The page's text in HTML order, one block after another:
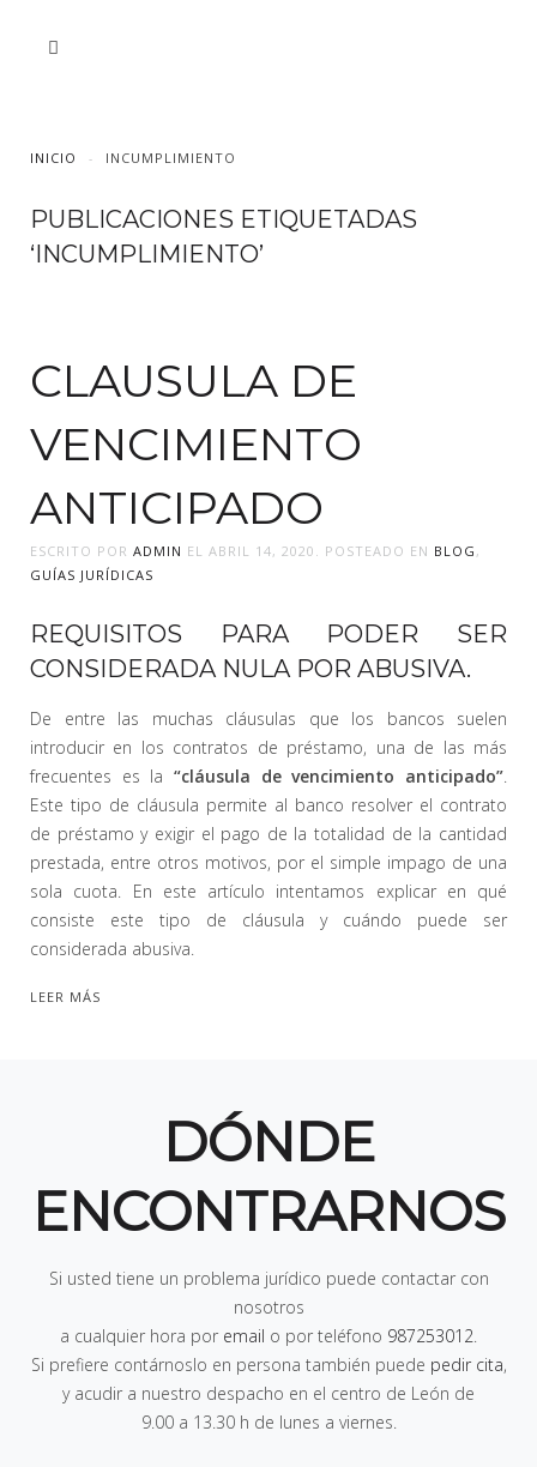
INICIO INCUMPLIMIENTO
PUBLICACIONES ETIQUETADAS
‘INCUMPLIMIENTO’
CLAUSULA DE
VENCIMIENTO
ANTICIPADO
ESCRITO POR ADMIN EL ABRIL 14, 2020 . POSTEADO EN BLOG ,
GUÍAS JURÍDICAS
REQUISITOS PARA PODER SER
CONSIDERADA NULA POR ABUSIVA.
De entre las muchas cláusulas que los bancos suelen
introducir en los contratos de préstamo, una de las más
frecuentes es la “cláusula de vencimiento anticipado”.
Este tipo de cláusula permite al banco resolver el contrato
de préstamo y exigir el pago de la totalidad de la cantidad
prestada, entre otros motivos, por el simple impago de una
sola cuota. En este artículo intentamos explicar en qué
consiste este tipo de cláusula y cuándo puede ser
considerada abusiva.
LEER MÁS
DÓNDE
ENCONTRARNOS
Si usted tiene un problema jurídico puede contactar con
nosotros
a cualquier hora por email o por teléfono 987253012.
Si prefiere contárnoslo en persona también puede pedir cita,
y acudir a nuestro despacho en el centro de León de
9.00 a 13.30 h de lunes a viernes.